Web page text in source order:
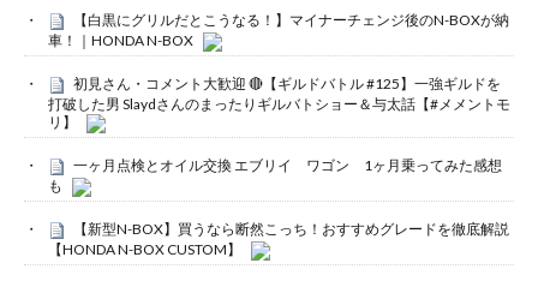
【白黒にグリルだとこうなる！】マイナーチェンジ後のN-BOXが納
車！｜HONDA N-BOX
初見さん・コメント大歓迎 🔴【ギルドバトル #125】一強ギルドを
打破した男 Slaydさんのまったりギルバトショー＆与太話【#メメントモ
リ】
一ヶ月点検とオイル交換 エブリイ ワゴン 1ヶ月乗ってみた感想
も
【新型N-BOX】買うなら断然こっち！おすすめグレードを徹底解説
【HONDA N-BOX CUSTOM】